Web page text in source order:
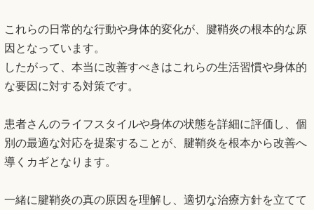
これらの日常的な行動や身体的変化が、腱鞘炎の根本的な原
因となっています。
したがって、本当に改善すべきはこれらの生活習慣や身体的
な要因に対する対策です。
患者さんのライフスタイルや身体の状態を詳細に評価し、個
別の最適な対応を提案することが、腱鞘炎を根本から改善へ
導くカギとなります。
一緒に腱鞘炎の真の原因を理解し、適切な治療方針を立てて